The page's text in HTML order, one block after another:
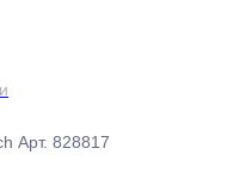
Арт. 828817